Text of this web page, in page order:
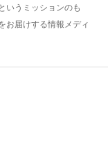
いうミッションのも
お届けする情報メディ